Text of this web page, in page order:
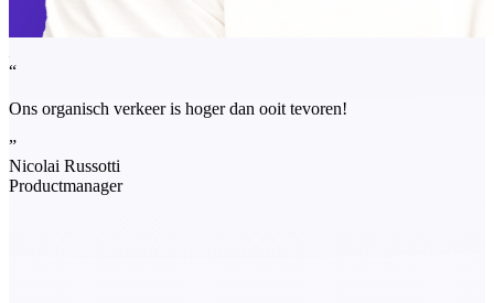
“
Ons organisch verkeer is hoger dan ooit tevoren!
”
Nicolai Russotti
Productmanager